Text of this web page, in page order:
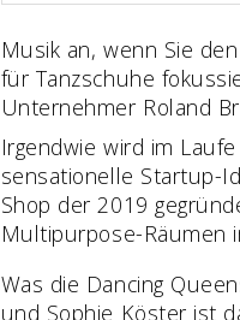
Musik an, wenn Sie
für Tanzschuhe
Unternehmer Roland
Irgendwie wird im
sensationelle Startup-
Shop der 2019
Multipurpose-Räumen
Was die Dancing
und Sophie Köster ist